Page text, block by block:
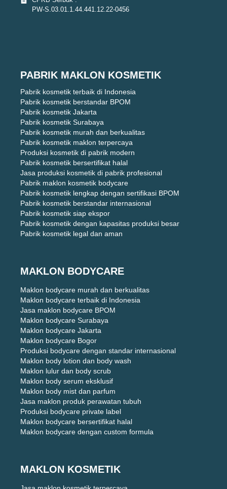
PW-S.03.01.1.44.441.12.22-0456
PABRIK MAKLON KOSMETIK
Pabrik kosmetik terbaik di Indonesia
Pabrik kosmetik berstandar BPOM
Pabrik kosmetik Jakarta
Pabrik kosmetik Surabaya
Pabrik kosmetik murah dan berkualitas
Pabrik kosmetik maklon terpercaya
Produksi kosmetik di pabrik modern
Pabrik kosmetik bersertifikat halal
Jasa produksi kosmetik di pabrik profesional
Pabrik maklon kosmetik bodycare
Pabrik kosmetik lengkap dengan sertifikasi BPOM
Pabrik kosmetik berstandar internasional
Pabrik kosmetik siap ekspor
Pabrik kosmetik dengan kapasitas produksi besar
Pabrik kosmetik legal dan aman
MAKLON BODYCARE
Maklon bodycare murah dan berkualitas
Maklon bodycare terbaik di Indonesia
Jasa maklon bodycare BPOM
Maklon bodycare Surabaya
Maklon bodycare Jakarta
Maklon bodycare Bogor
Produksi bodycare dengan standar internasional
Maklon body lotion dan body wash
Maklon lulur dan body scrub
Maklon body serum eksklusif
Maklon body mist dan parfum
Jasa maklon produk perawatan tubuh
Produksi bodycare private label
Maklon bodycare bersertifikat halal
Maklon bodycare dengan custom formula
MAKLON KOSMETIK